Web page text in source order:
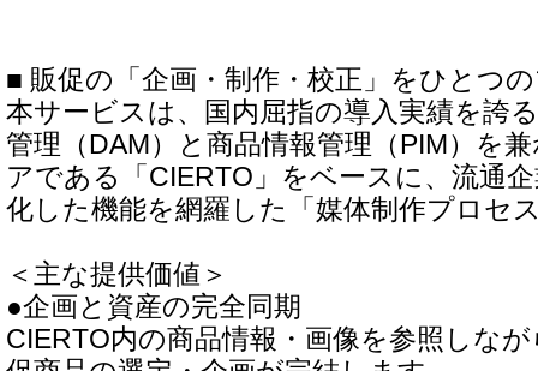
■ 販促の「企画・制作・校正」をひとつ
本サービスは、国内屈指の導入実績を誇
管理（DAM）と商品情報管理（PIM）を
アである「CIERTO」をベースに、流通
化した機能を網羅した「媒体制作プロセ
＜主な提供価値＞
●企画と資産の完全同期
CIERTO内の商品情報・画像を参照しな